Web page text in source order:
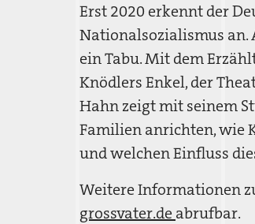
Erst 2020 erkennt der
Nationalsozialismus an.
ein Tabu. Mit dem
Knödlers Enkel, der
Hahn zeigt mit seinem
Familien anrichten, wie
und welchen Einfluss
Weitere Informationen
grossvater.de abrufbar.